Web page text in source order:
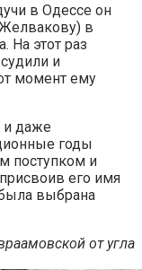
в Одессе он
Желвакову) в
На этот раз
и
момент ему
и даже
годы
поступком и
его имя
выбрана
от угла